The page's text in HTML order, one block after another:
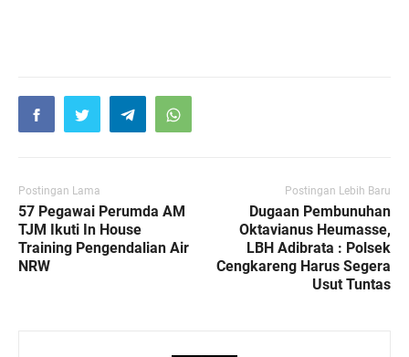
Postingan Lama
57 Pegawai Perumda AM
TJM Ikuti In House
Training Pengendalian Air
NRW
Postingan Lebih Baru
Dugaan Pembunuhan
Oktavianus Heumasse,
LBH Adibrata : Polsek
Cengkareng Harus Segera
Usut Tuntas